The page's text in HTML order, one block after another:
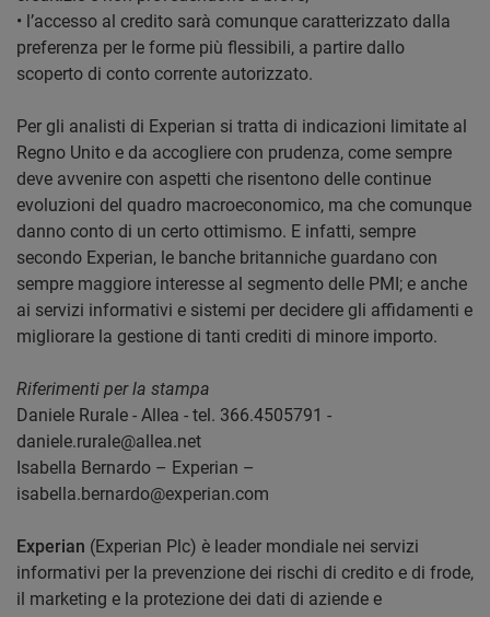
• l’accesso al credito sarà comunque caratterizzato dalla
preferenza per le forme più flessibili, a partire dallo
scoperto di conto corrente autorizzato.
Per gli analisti di Experian si tratta di indicazioni limitate al
Regno Unito e da accogliere con prudenza, come sempre
deve avvenire con aspetti che risentono delle continue
evoluzioni del quadro macroeconomico, ma che comunque
danno conto di un certo ottimismo. E infatti, sempre
secondo Experian, le banche britanniche guardano con
sempre maggiore interesse al segmento delle PMI; e anche
ai servizi informativi e sistemi per decidere gli affidamenti e
migliorare la gestione di tanti crediti di minore importo.
Riferimenti per la stampa
Daniele Rurale - Allea - tel. 366.4505791 -
daniele.rurale@allea.net
Isabella Bernardo – Experian –
isabella.bernardo@experian.com
Experian (Experian Plc) è leader mondiale nei servizi
informativi per la prevenzione dei rischi di credito e di frode,
il marketing e la protezione dei dati di aziende e